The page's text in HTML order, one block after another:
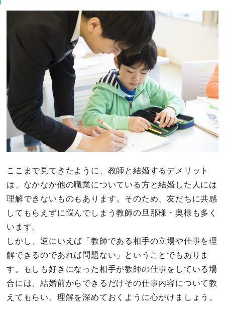
ここまで見てきたように、教師と結婚するデメリット
は、なかなか他の職業についている方と結婚した人には
理解できないものもあります。そのため、友だちに共感
してもらえずに悩んでしまう教師の旦那様・奥様も多く
います。
しかし、逆にいえば「教師である相手の立場や仕事を理
解できるのであれば問題ない」ということでもありま
す。もしも好きになった相手が教師の仕事をしている場
合には、結婚前からできるだけその仕事内容について教
えてもらい、理解を深めておくように心がけましょう。